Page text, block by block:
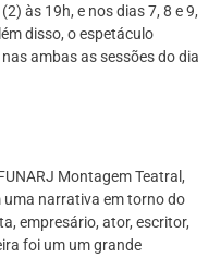
às 19h, e nos dias 7, 8 e 9,
disso, o espetáculo
ambas as sessões do dia
Montagem Teatral,
narrativa em torno do
empresário, ator, escritor,
foi um um grande